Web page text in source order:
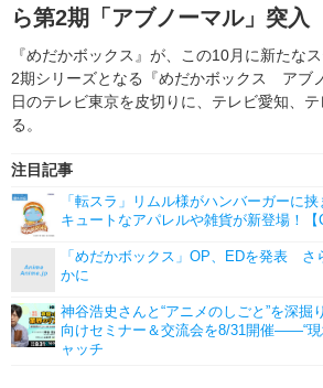
イベント
ビジネス
ゲーム
アニメ！アニメ！TV
ら第2期「アブノーマル」突入
『めだかボックス』が、この10月に新たな
2期シリーズとなる『めだかボックス アブ
日のテレビ東京を皮切りに、テレビ愛知、
る。
注目記事
「転スラ」リムル様がハンバーガーに
キュートなアパレルや雑貨が新登場！【
「めだかボックス」OP、EDを発表 さ
かに
神谷浩史さんと“アニメのしごと”を深掘
向けセミナー＆交流会を8/31開催――“現
ャッチ